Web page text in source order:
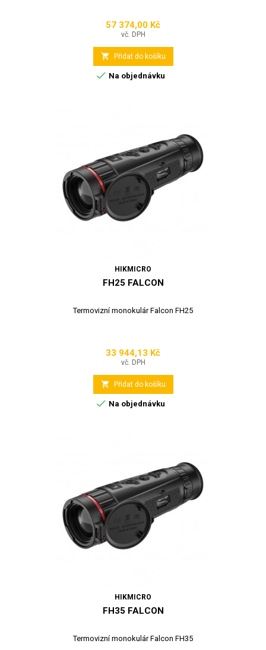
Cena
57 374,00 Kč
vč. DPH
 Přidat do košíku
 Na objednávku
HIKMICRO
FH25 FALCON
Termovizní monokulár Falcon FH25
Cena
33 944,13 Kč
vč. DPH
 Přidat do košíku
 Na objednávku
HIKMICRO
FH35 FALCON
Termovizní monokulár Falcon FH35